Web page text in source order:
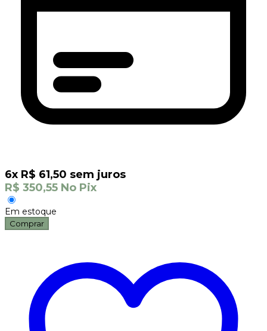
6x R$ 61,50 sem juros
R$ 350,55 No Pix
Em estoque
Comprar